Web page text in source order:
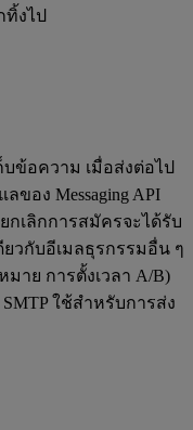
งไป
บข้อความ เมื่อส่งต่อไป
ของ Messaging API
กเลิกการสมัครจะได้รับ
ยวกับอีเมลธุรกรรมอื่น ๆ
าย การตั้งเวลา A/B)
ใช้สำหรับการส่ง